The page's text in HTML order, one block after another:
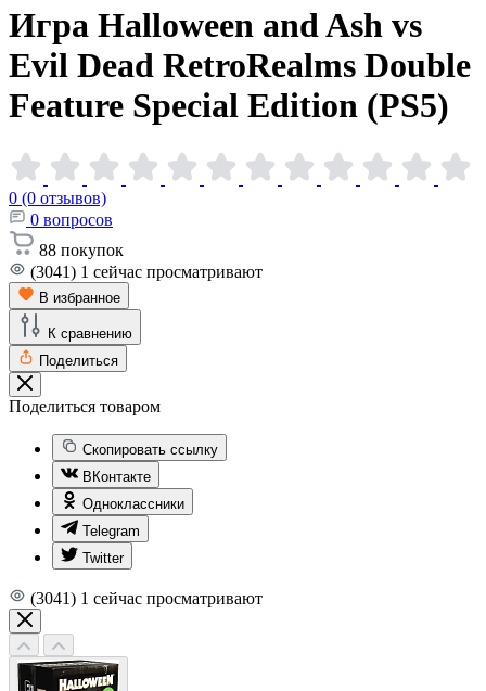
Игра Halloween and Ash vs
Evil Dead RetroRealms Double
Feature Special Edition (PS5)
0 (0 отзывов)
0 вопросов
88 покупок
(3041) 1 сейчас просматривают
В избранное
К сравнению
Поделиться
Поделиться товаром
Скопировать ссылку
ВКонтакте
Одноклассники
Telegram
Twitter
(3041) 1 сейчас просматривают